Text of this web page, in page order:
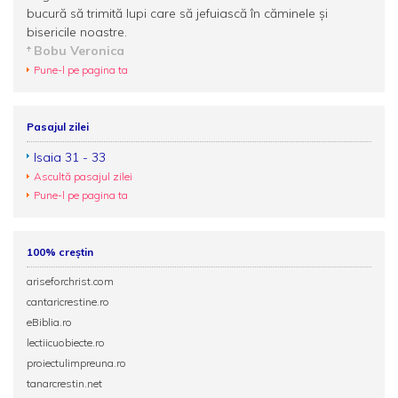
bucură să trimită lupi care să jefuiască în căminele şi
bisericile noastre.
Bobu Veronica
Pune-l pe pagina ta
Pasajul zilei
Isaia 31 - 33
Ascultă pasajul zilei
Pune-l pe pagina ta
100% creștin
ariseforchrist.com
cantaricrestine.ro
eBiblia.ro
lectiicuobiecte.ro
proiectulimpreuna.ro
tanarcrestin.net